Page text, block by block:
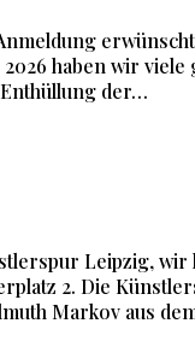
haben wir
der…
Leipzig,
2. Die
Markov aus